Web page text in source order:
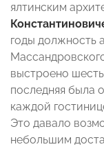
ялтинским
годы должность
выстроено
последняя была
каждой
Это давало
небольшим